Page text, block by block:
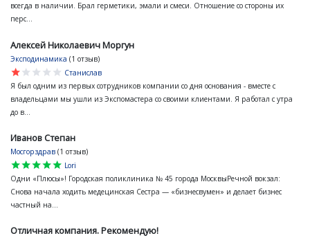
всегда в наличии. Брал герметики, эмали и смеси. Отношение со стороны их
перс...
Алексей Николаевич Моргун
Эксподинамика (1 отзыв)
star
star
star
star
star
Станислав
Я был одним из первых сотрудников компании со дня основания - вместе с
владельцами мы ушли из Экспомастера со своими клиентами. Я работал с утра
до в...
Иванов Степан
Мосгорздрав (1 отзыв)
star
star
star
star
star
Lori
Одни «Плюсы»! Городская поликлиника № 45 города МосквыРечной вокзал:
Снова начала ходить медецинская Сестра — «бизнесвумен» и делает бизнес
частный на...
Отличная компания. Рекомендую!